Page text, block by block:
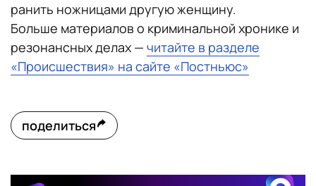
ранить ножницами другую женщину.
Больше материалов о криминальной хронике и
резонансных делах — читайте в разделе
«Происшествия» на сайте «Постньюс»
поделиться